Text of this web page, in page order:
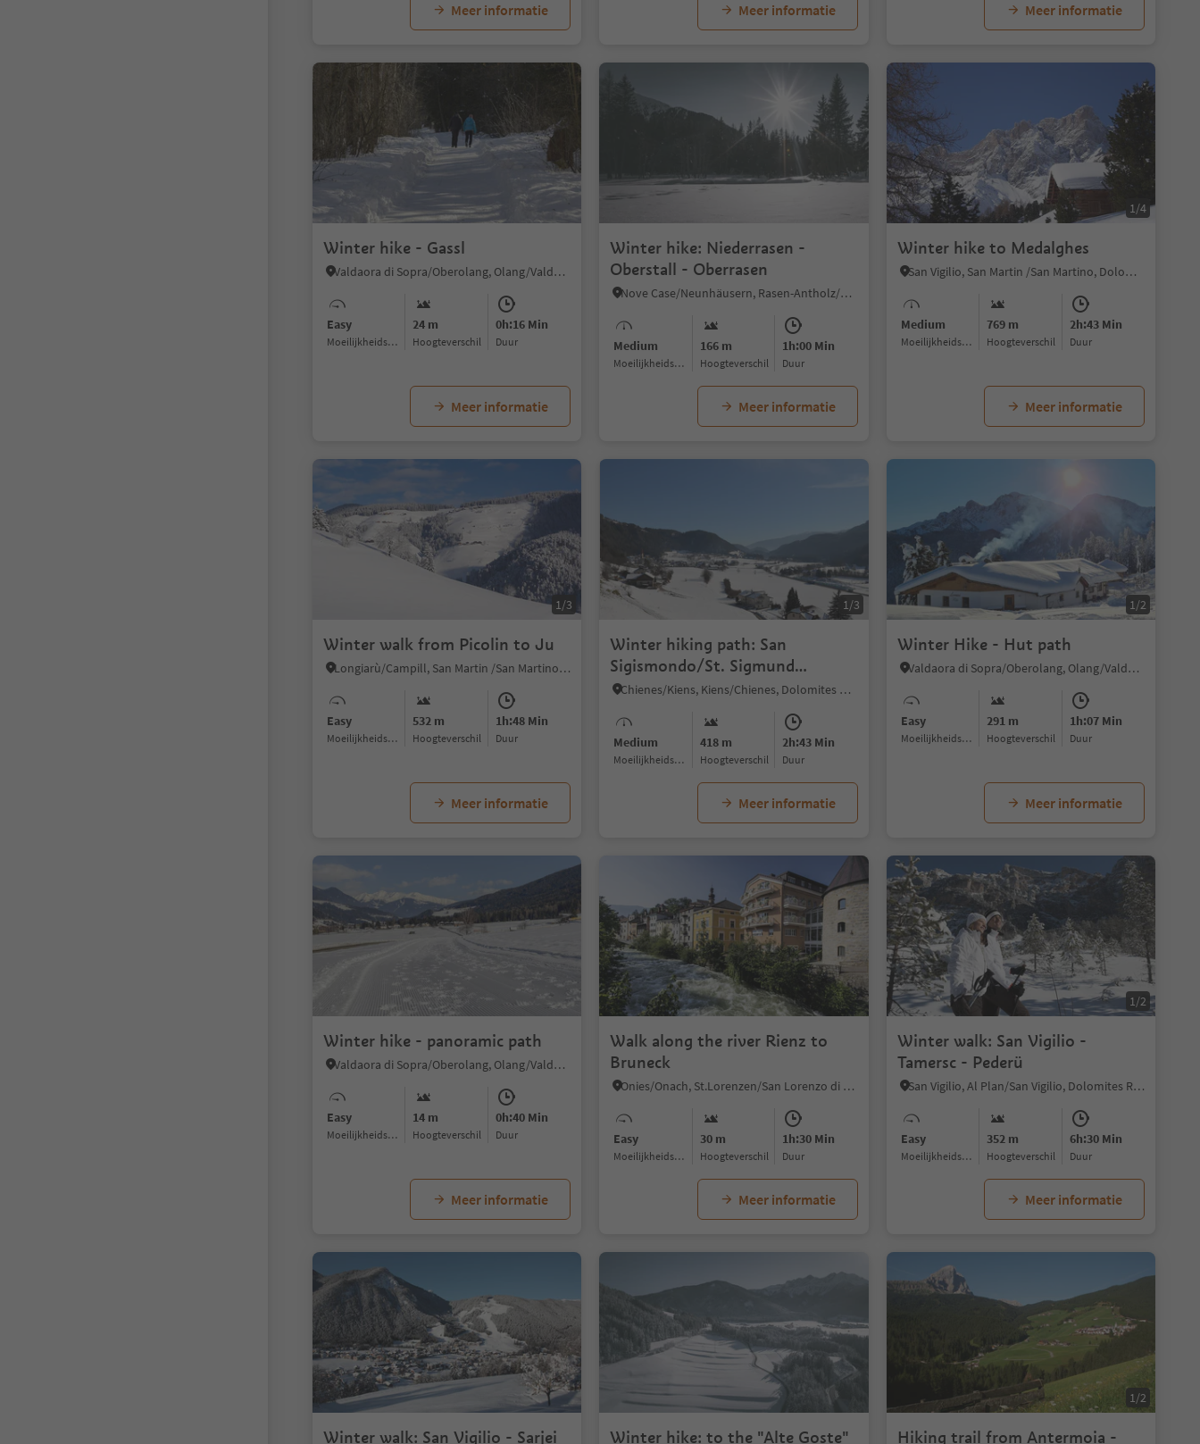
Meer informatie Meer informatie Meer informatie
Winter hike - Gassl
Valdaora di Sopra/Oberolang, Olang/Valdaora, Dolomites Region Kronplatz/Plan de Corones
Easy
Moeilijkheidsgraad
24 m
Hoogteverschil
0h:16 Min
Duur
Meer informatie
Winter hike: Niederrasen -
Oberstall - Oberrasen
Nove Case/Neunhäusern, Rasen-Antholz/Rasun Anterselva, Dolomites Region Kronplatz/Plan de Corones
Medium
Moeilijkheidsgraad
166 m
Hoogteverschil
1h:00 Min
Duur
Meer informatie
1/4
Winter hike to Medalghes
San Vigilio, San Martin /San Martino, Dolomites Region Kronplatz/Plan de Corones
Medium
Moeilijkheidsgraad
769 m
Hoogteverschil
2h:43 Min
Duur
Meer informatie
1/3
Winter walk from Picolin to Ju
Longiarù/Campill, San Martin /San Martino, Dolomites Region Kronplatz/Plan de Corones
Easy
Moeilijkheidsgraad
532 m
Hoogteverschil
1h:48 Min
Duur
Meer informatie
1/3
Winter hiking path: San
Sigismondo/St. Sigmund
butterfly trail
Chienes/Kiens, Kiens/Chienes, Dolomites Region Kronplatz/Plan de Corones
Medium
Moeilijkheidsgraad
418 m
Hoogteverschil
2h:43 Min
Duur
Meer informatie
1/2
Winter Hike - Hut path
Valdaora di Sopra/Oberolang, Olang/Valdaora, Dolomites Region Kronplatz/Plan de Corones
Easy
Moeilijkheidsgraad
291 m
Hoogteverschil
1h:07 Min
Duur
Meer informatie
Winter hike - panoramic path
Valdaora di Sopra/Oberolang, Olang/Valdaora, Dolomites Region Kronplatz/Plan de Corones
Easy
Moeilijkheidsgraad
14 m
Hoogteverschil
0h:40 Min
Duur
Meer informatie
Walk along the river Rienz to
Bruneck
Onies/Onach, St.Lorenzen/San Lorenzo di Sebato, Dolomites Region Kronplatz/Plan de Corones
Easy
Moeilijkheidsgraad
30 m
Hoogteverschil
1h:30 Min
Duur
Meer informatie
1/2
Winter walk: San Vigilio -
Tamersc - Pederü
San Vigilio, Al Plan/San Vigilio, Dolomites Region Kronplatz/Plan de Corones
Easy
Moeilijkheidsgraad
352 m
Hoogteverschil
6h:30 Min
Duur
Meer informatie
Winter walk: San Vigilio - Sarjei Winter hike: to the "Alte Goste"
1/2
Hiking trail from Antermoia -